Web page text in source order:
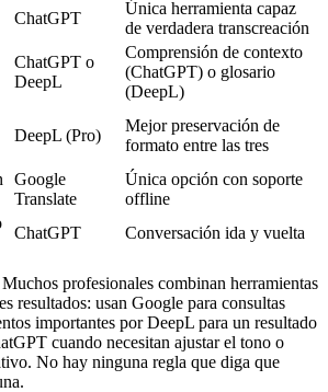
ChatGPT
Única herramienta capaz
de verdadera transcreación
ChatGPT o
DeepL
Comprensión de contexto
(ChatGPT) o glosario
(DeepL)
DeepL (Pro)
Mejor preservación de
formato entre las tres
Google
Translate
Única opción con soporte
offline
ChatGPT Conversación ida y vuelta
Muchos profesionales combinan herramientas
resultados: usan Google para consultas
importantes por DeepL para un resultado
cuando necesitan ajustar el tono o
No hay ninguna regla que diga que